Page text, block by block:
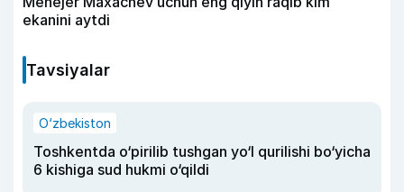
ekanini aytdi
Tavsiyalar
O‘zbekiston
Toshkentda o‘pirilib tushgan yo‘l qurilishi bo‘yicha
6 kishiga sud hukmi o‘qildi